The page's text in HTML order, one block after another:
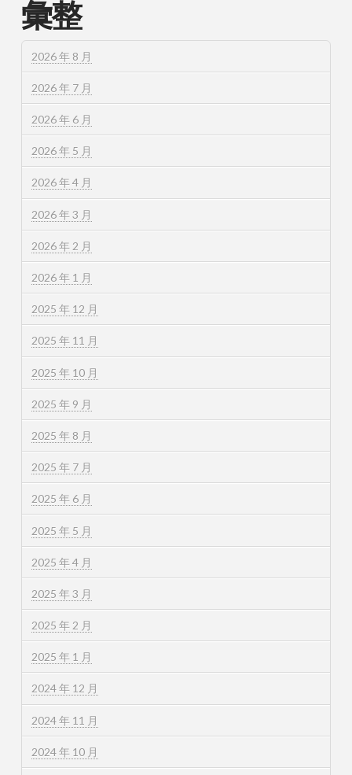
彙整
2026 年 8 月
2026 年 7 月
2026 年 6 月
2026 年 5 月
2026 年 4 月
2026 年 3 月
2026 年 2 月
2026 年 1 月
2025 年 12 月
2025 年 11 月
2025 年 10 月
2025 年 9 月
2025 年 8 月
2025 年 7 月
2025 年 6 月
2025 年 5 月
2025 年 4 月
2025 年 3 月
2025 年 2 月
2025 年 1 月
2024 年 12 月
2024 年 11 月
2024 年 10 月